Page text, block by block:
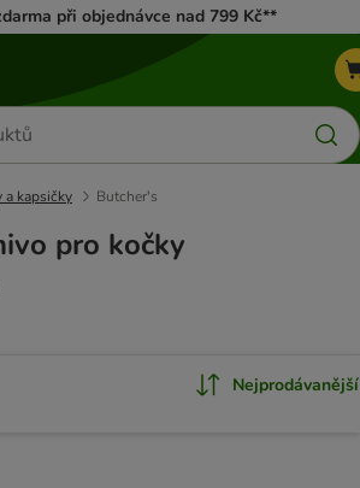
při objednávce nad 799 Kč**
a kapsičky Butcher's
pro kočky
Nejprodávanější